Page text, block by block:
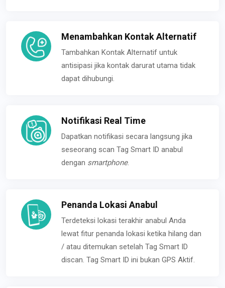
Menambahkan Kontak Alternatif
Tambahkan Kontak Alternatif untuk
antisipasi jika kontak darurat utama tidak
dapat dihubungi.
Notifikasi Real Time
Dapatkan notifikasi secara langsung jika
seseorang scan Tag Smart ID anabul
dengan smartphone.
Penanda Lokasi Anabul
Terdeteksi lokasi terakhir anabul Anda
lewat fitur penanda lokasi ketika hilang dan
/ atau ditemukan setelah Tag Smart ID
discan. Tag Smart ID ini bukan GPS Aktif.